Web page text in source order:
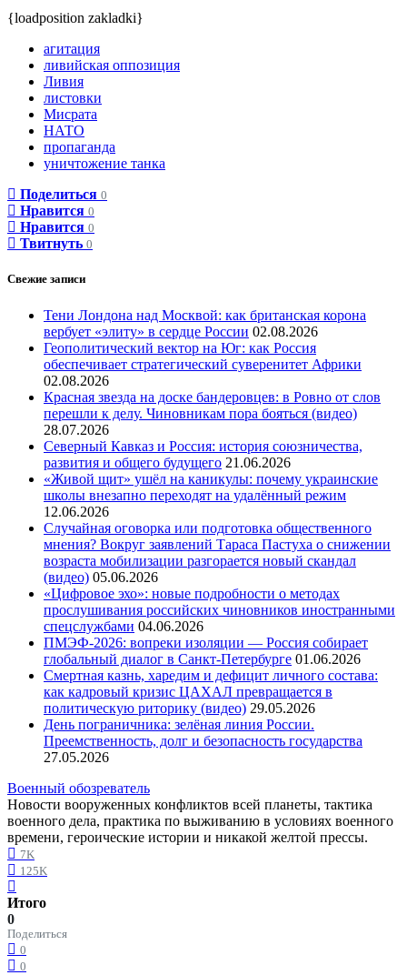
{loadposition zakladki}
агитация
ливийская оппозиция
Ливия
листовки
Мисрата
НАТО
пропаганда
уничтожение танка
Поделиться 0
Нравится 0
Нравится 0
Твитнуть 0
Свежие записи
Тени Лондона над Москвой: как британская корона
вербует «элиту» в сердце России 02.08.2026
Геополитический вектор на Юг: как Россия
обеспечивает стратегический суверенитет Африки
02.08.2026
Красная звезда на доске бандеровцев: в Ровно от слов
перешли к делу. Чиновникам пора бояться (видео)
28.07.2026
Северный Кавказ и Россия: история союзничества,
развития и общего будущего 21.06.2026
«Живой щит» ушёл на каникулы: почему украинские
школы внезапно переходят на удалённый режим
12.06.2026
Случайная оговорка или подготовка общественного
мнения? Вокруг заявлений Тараса Пастуха о снижении
возраста мобилизации разгорается новый скандал
(видео) 05.06.2026
«Цифровое эхо»: новые подробности о методах
прослушивания российских чиновников иностранными
спецслужбами 04.06.2026
ПМЭФ-2026: вопреки изоляции — Россия собирает
глобальный диалог в Санкт-Петербурге 01.06.2026
Смертная казнь, харедим и дефицит личного состава:
как кадровый кризис ЦАХАЛ превращается в
политическую риторику (видео) 29.05.2026
День пограничника: зелёная линия России.
Преемственность, долг и безопасность государства
27.05.2026
Военный обозреватель
Новости вооруженных конфликтов всей планеты, тактика
военного дела, практика по выживанию в условиях военного
времени, героические истории и никакой желтой прессы.
7K
125K
Итого
0
Поделиться
0
0